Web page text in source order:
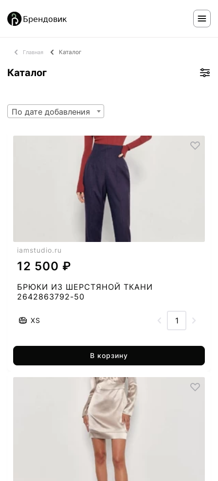
Главная Каталог
Каталог
По дате добавления
iamstudio.ru
12 500 ₽
БРЮКИ ИЗ ШЕРСТЯНОЙ ТКАНИ
2642863792-50
XS
В корзину